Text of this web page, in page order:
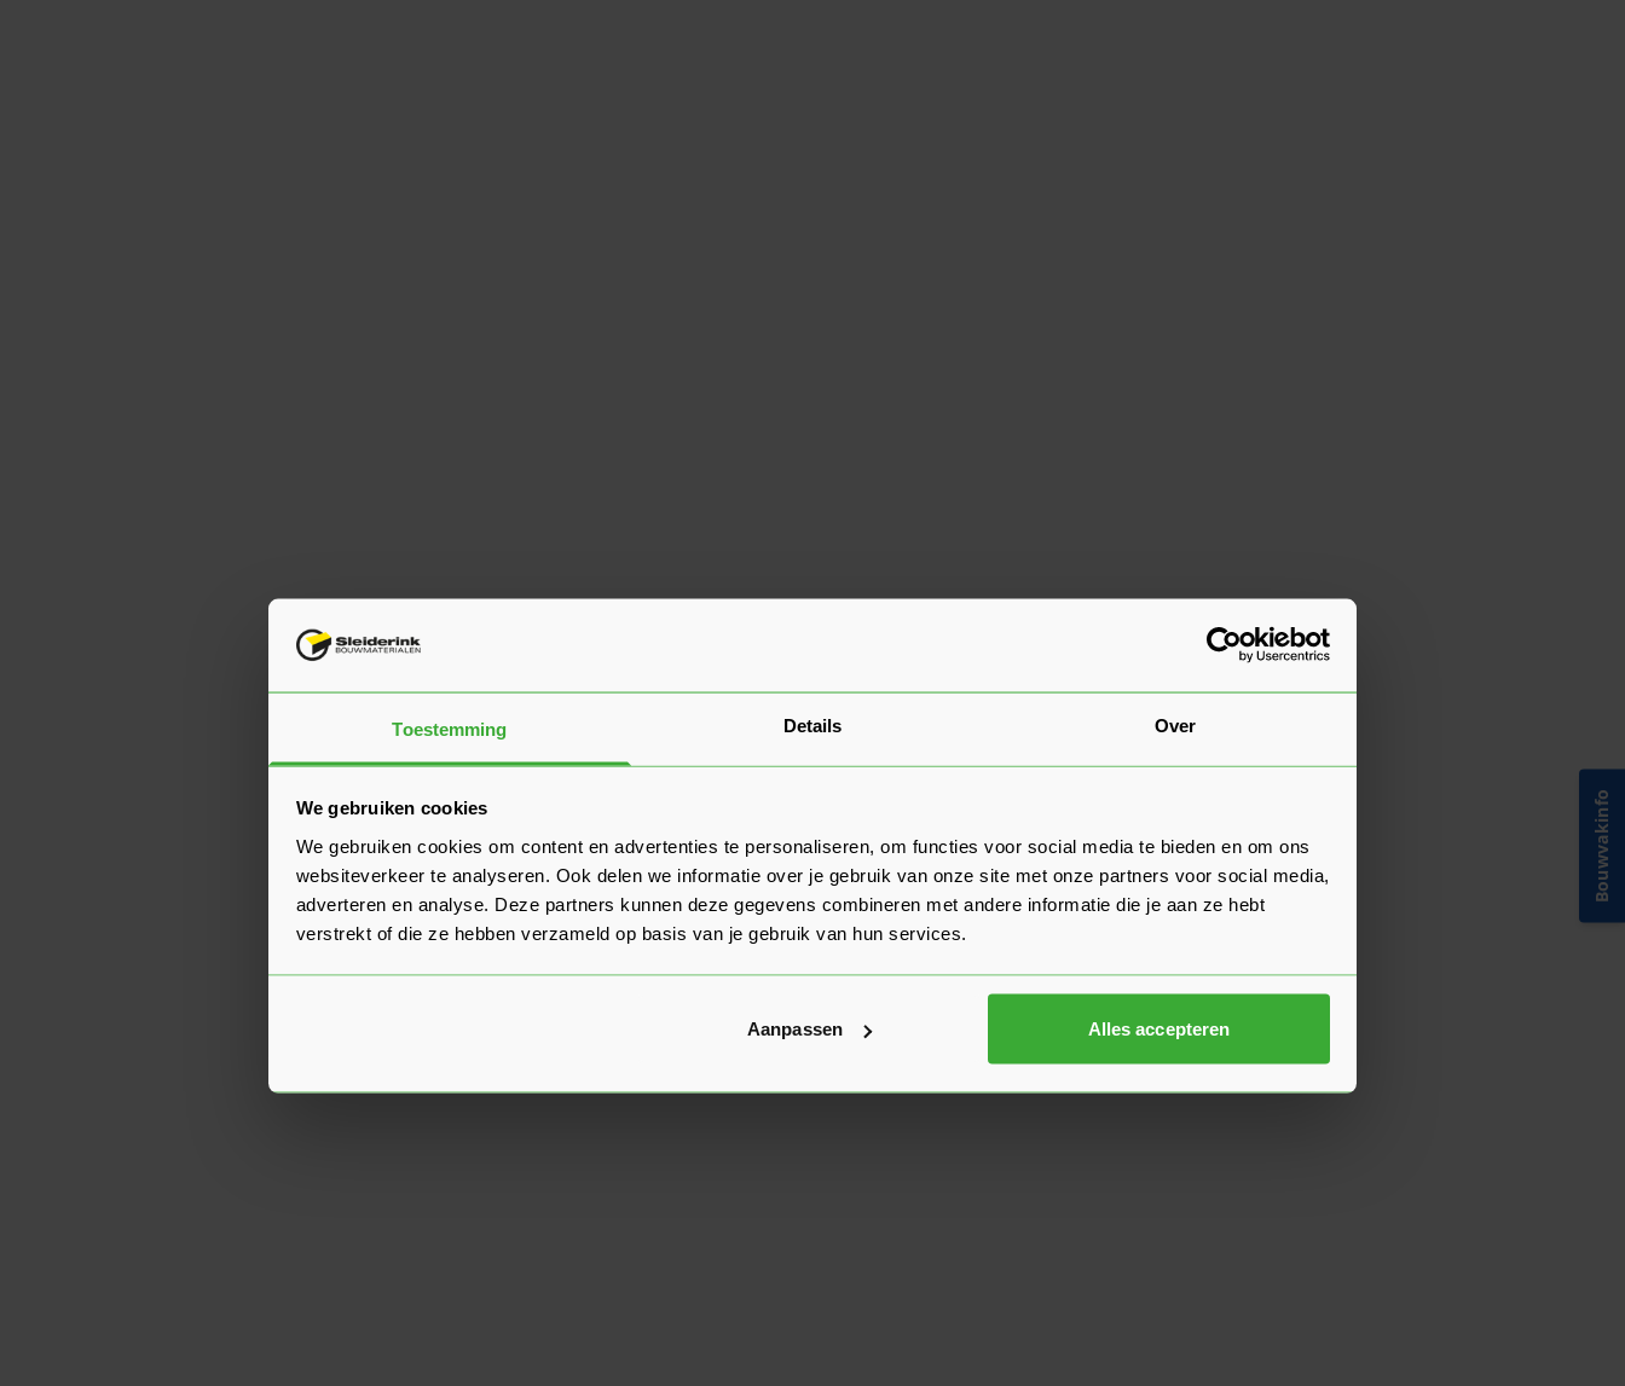
Toestemming Details Over
We gebruiken cookies
We gebruiken cookies om content en advertenties te personaliseren, om functies voor social media te bieden en om ons
websiteverkeer te analyseren. Ook delen we informatie over je gebruik van onze site met onze partners voor social media,
adverteren en analyse. Deze partners kunnen deze gegevens combineren met andere informatie die je aan ze hebt
verstrekt of die ze hebben verzameld op basis van je gebruik van hun services.
Aanpassen Alles accepteren
Bouwvakinfo